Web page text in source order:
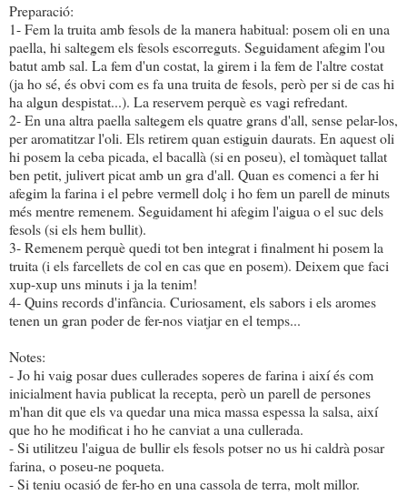
Preparació:
1- Fem la truita amb fesols de la manera habitual: posem oli en una
paella, hi saltegem els fesols escorreguts. Seguidament afegim l'ou
batut amb sal. La fem d'un costat, la girem i la fem de l'altre costat
(ja ho sé, és obvi com es fa una truita de fesols, però per si de cas hi
ha algun despistat...). La reservem perquè es vagi refredant.
2- En una altra paella saltegem els quatre grans d'all, sense pelar-los,
per aromatitzar l'oli. Els retirem quan estiguin daurats. En aquest oli
hi posem la ceba picada, el bacallà (si en poseu), el tomàquet tallat
ben petit, julivert picat amb un gra d'all. Quan es comenci a fer hi
afegim la farina i el pebre vermell dolç i ho fem un parell de minuts
més mentre remenem. Seguidament hi afegim l'aigua o el suc dels
fesols (si els hem bullit).
3- Remenem perquè quedi tot ben integrat i finalment hi posem la
truita (i els farcellets de col en cas que en posem). Deixem que faci
xup-xup uns minuts i ja la tenim!
4- Quins records d'infància. Curiosament, els sabors i els aromes
tenen un gran poder de fer-nos viatjar en el temps...
Notes:
- Jo hi vaig posar dues cullerades soperes de farina i així és com
inicialment havia publicat la recepta, però un parell de persones
m'han dit que els va quedar una mica massa espessa la salsa, així
que ho he modificat i ho he canviat a una cullerada.
- Si utilitzeu l'aigua de bullir els fesols potser no us hi caldrà posar
farina, o poseu-ne poqueta.
- Si teniu ocasió de fer-ho en una cassola de terra, molt millor.